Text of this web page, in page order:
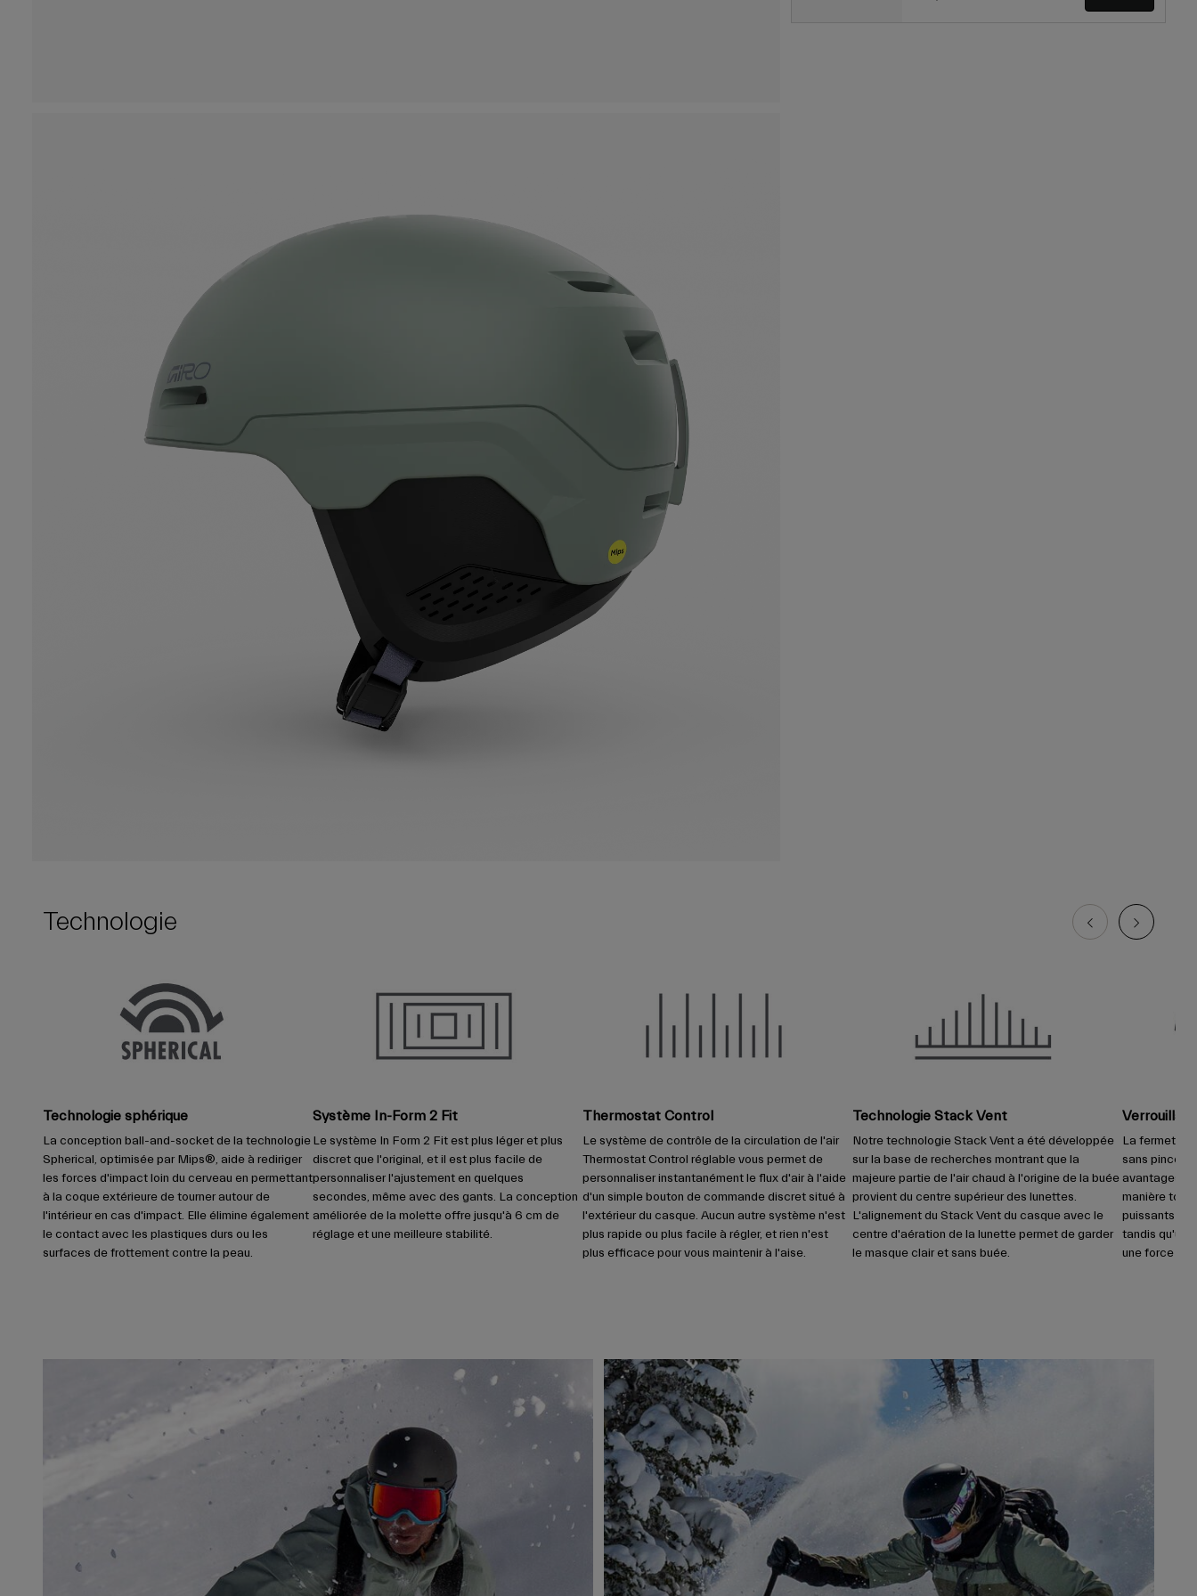
Technologie
Technologie sphérique
La conception ball-and-socket de la technologie
Spherical, optimisée par Mips®, aide à rediriger
les forces d'impact loin du cerveau en permettant
à la coque extérieure de tourner autour de
l'intérieur en cas d'impact. Elle élimine également
le contact avec les plastiques durs ou les
surfaces de frottement contre la peau.
Système In-Form 2 Fit
Le système In Form 2 Fit est plus léger et plus
discret que l'original, et il est plus facile de
personnaliser l'ajustement en quelques
secondes, même avec des gants. La conception
améliorée de la molette offre jusqu'à 6 cm de
réglage et une meilleure stabilité.
Thermostat Control
Le système de contrôle de la circulation de l'air
Thermostat Control réglable vous permet de
personnaliser instantanément le flux d'air à l'aide
d'un simple bouton de commande discret situé à
l'extérieur du casque. Aucun autre système n'est
plus rapide ou plus facile à régler, et rien n'est
plus efficace pour vous maintenir à l'aise.
Technologie Stack Vent
Notre technologie Stack Vent a été développée
sur la base de recherches montrant que la
majeure partie de l'air chaud à l'origine de la buée
provient du centre supérieur des lunettes.
L'alignement du Stack Vent du casque avec le
centre d'aération de la lunette permet de garder
le masque clair et sans buée.
La fermeture
sans
avantages
manière
puissants
tandis
une force de